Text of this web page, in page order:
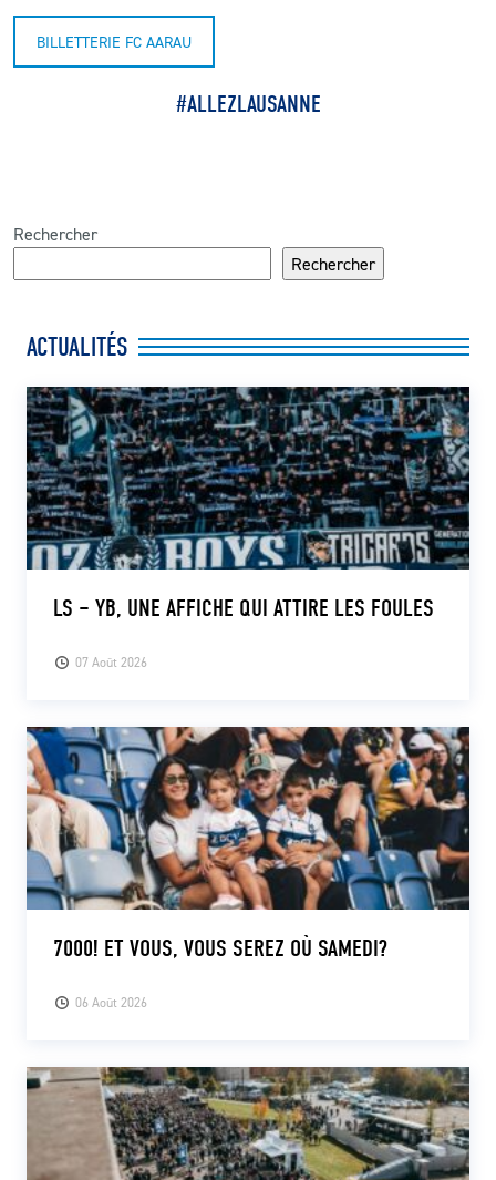
BILLETTERIE FC AARAU
#ALLEZLAUSANNE
Rechercher
Rechercher
ACTUALITÉS
07 Août 2026
LS – YB, UNE AFFICHE QUI ATTIRE LES FOULES
06 Août 2026
7000! ET VOUS, VOUS SEREZ OÙ SAMEDI?